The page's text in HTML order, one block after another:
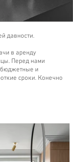
давности.
в аренду
Перед нами
бюджетные и
сроки. Конечно